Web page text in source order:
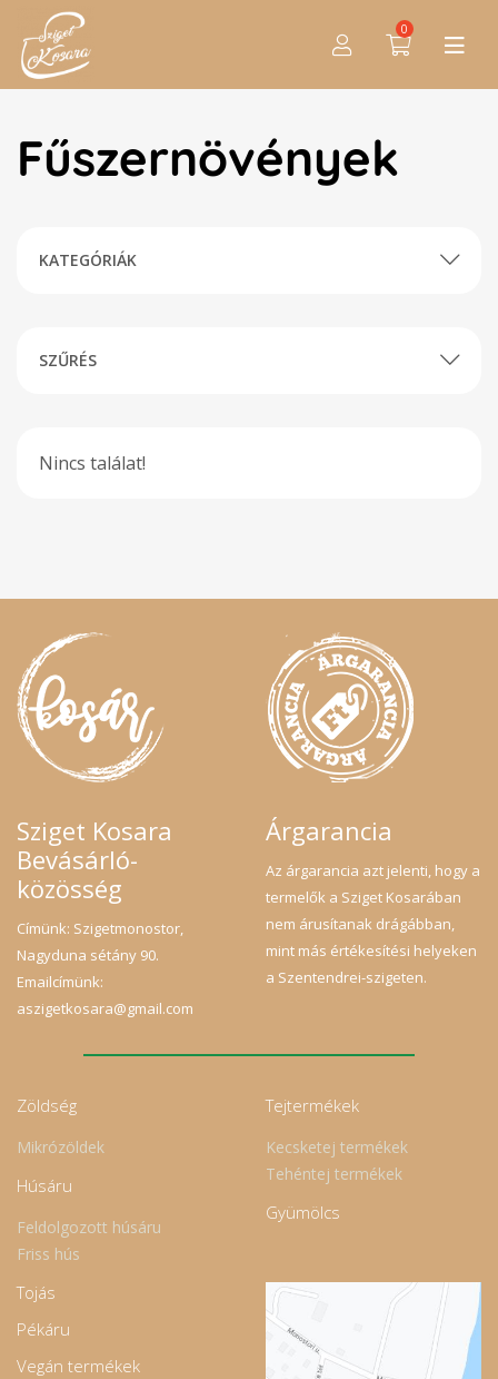
0
Fűszernövények
KATEGÓRIÁK
SZŰRÉS
Nincs találat!
Sziget Kosara
Bevásárló-
közösség
Címünk: Szigetmonostor,
Nagyduna sétány 90.
Emailcímünk:
aszigetkosara@gmail.com
Árgarancia
Az árgarancia azt jelenti, hogy a
termelők a Sziget Kosarában
nem árusítanak drágábban,
mint más értékesítési helyeken
a Szentendrei-szigeten.
Zöldség
Mikrózöldek
Húsáru
Feldolgozott húsáru
Friss hús
Tejtermékek
Kecsketej termékek
Tehéntej termékek
Gyümölcs
Tojás
Pékáru
Vegán termékek